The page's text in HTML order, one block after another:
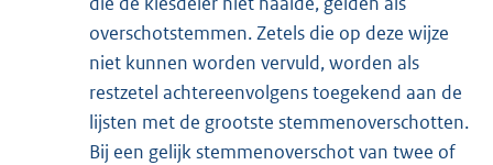
overschotstemmen. Zetels die op deze wijze
niet kunnen worden vervuld, worden als
restzetel achtereenvolgens toegekend aan de
lijsten met de grootste stemmenoverschotten.
Bij een gelijk stemmenoverschot van twee of